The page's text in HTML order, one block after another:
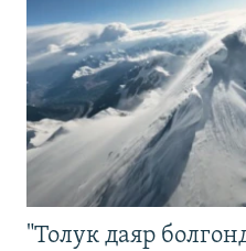
"Толук даяр